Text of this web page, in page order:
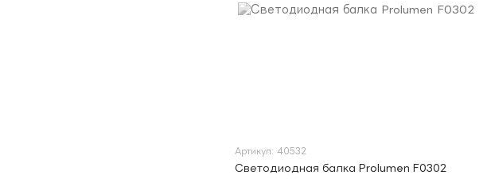
Артикул: 40532
Светодиодная балка Prolumen F0302